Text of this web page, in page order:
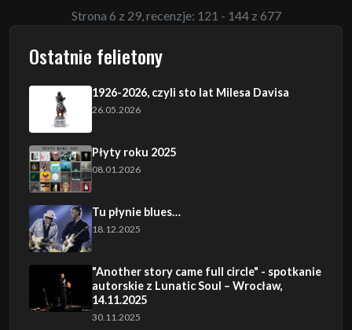
Strona 6 z 29, recenzje: 121 - 144 z 677
Ostatnie felietony
1926-2026, czyli sto lat Milesa Davisa
26.05.2026
Płyty roku 2025
08.01.2026
Tu płynie blues…
18.12.2025
"Another story came full circle" - spotkanie
autorskie z Lunatic Soul – Wrocław,
14.11.2025
30.11.2025